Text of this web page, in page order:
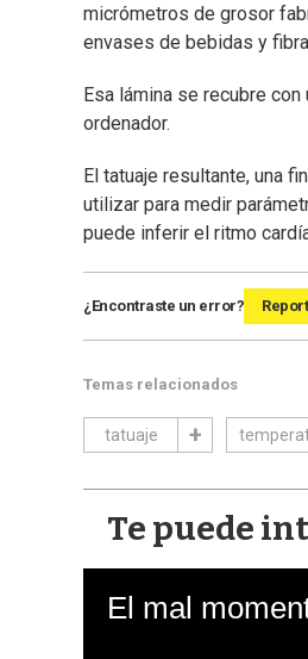
micrómetros de grosor
envases de bebidas y
Esa lámina se recubre
ordenador.
El tatuaje resultante, una
utilizar para medir
puede inferir el ritmo
¿Encontraste un error?
Temas relacionados
tatuaje
Te puede